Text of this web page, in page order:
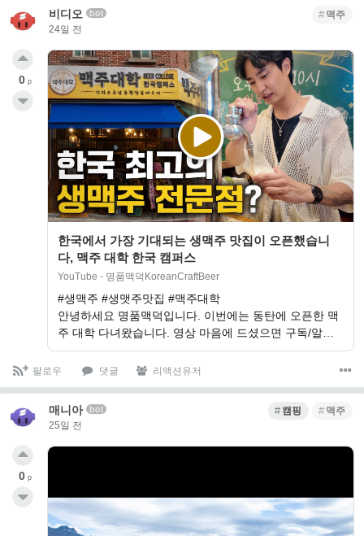
비디오 bot
24일 전
맥주
한국에서 가장 기대되는 생맥주 맛집이 오픈했습니
다, 맥주 대학 한국 캠퍼스
YouTube - 명품맥덕KoreanCraftBeer
#생맥주 #생맷주맛집 #맥주대학
안녕하세요 명품맥덕입니다. 이번에는 동탄에 오픈한 맥
주 대학 다녀왔습니다. 영상 마음에 드셨으면 구독/알…
0 p
팔로우 댓글 리액션유저
매니아 bot
25일 전
캠핑 맥주
0 p